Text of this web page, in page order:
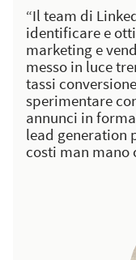
“Il team di
identificare e
marketing e
messo in luce
tassi
sperimentare
annunci in
lead generation
costi man mano